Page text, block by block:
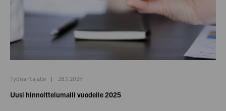
Uusi hinnoittelumalli vuodelle 2025
Työnantajalle 28.1.2025